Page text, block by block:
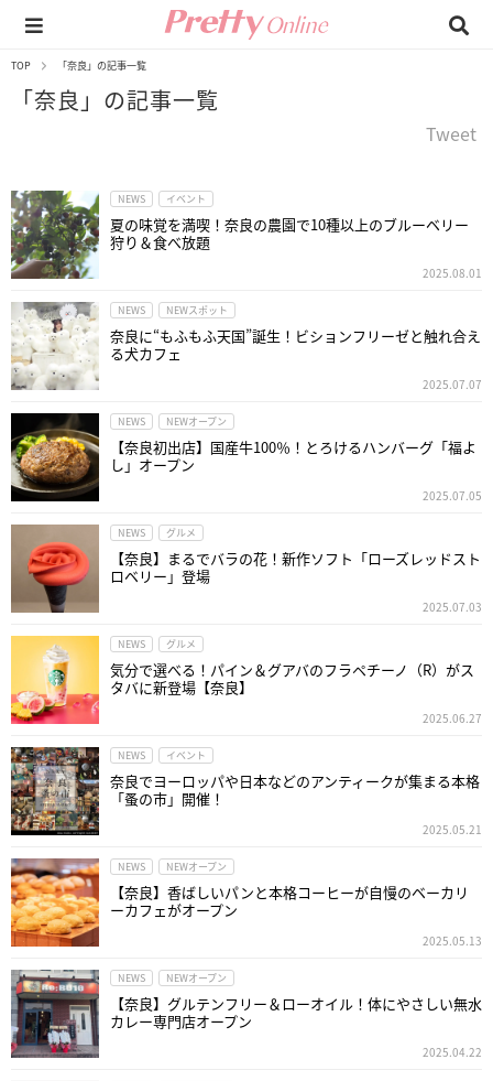
TOP 「奈良」の記事一覧
「奈良」の記事一覧
Tweet
NEWS イベント
夏の味覚を満喫！奈良の農園で10種以上のブルーベリー
狩り＆食べ放題
2025.08.01
NEWS NEWスポット
奈良に“もふもふ天国”誕生！ビションフリーゼと触れ合え
る犬カフェ
2025.07.07
NEWS NEWオープン
【奈良初出店】国産牛100％！とろけるハンバーグ「福よ
し」オープン
2025.07.05
NEWS グルメ
【奈良】まるでバラの花！新作ソフト「ローズレッドスト
ロベリー」登場
2025.07.03
NEWS グルメ
気分で選べる！パイン＆グアバのフラペチーノ（R）がス
タバに新登場【奈良】
2025.06.27
NEWS イベント
奈良でヨーロッパや日本などのアンティークが集まる本格
「蚤の市」開催！
2025.05.21
NEWS NEWオープン
【奈良】香ばしいパンと本格コーヒーが自慢のベーカリ
ーカフェがオープン
2025.05.13
NEWS NEWオープン
【奈良】グルテンフリー＆ローオイル！体にやさしい無水
カレー専門店オープン
2025.04.22